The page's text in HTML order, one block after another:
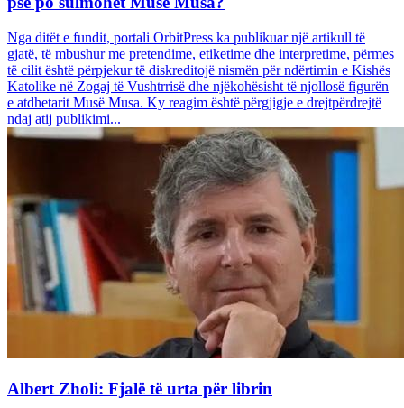
Nga ditët e fundit, portali OrbitPress ka publikuar një artikull të
gjatë, të mbushur me pretendime, etiketime dhe interpretime, përmes
të cilit është përpjekur të diskreditojë nismën për ndërtimin e Kishës
Katolike në Zogaj të Vushtrrisë dhe njëkohësisht të njollosë figurën
e atdhetarit Musë Musa. Ky reagim është përgjigje e drejtpërdrejtë
ndaj atij publikimi...
Albert Zholi: Fjalë të urta për librin